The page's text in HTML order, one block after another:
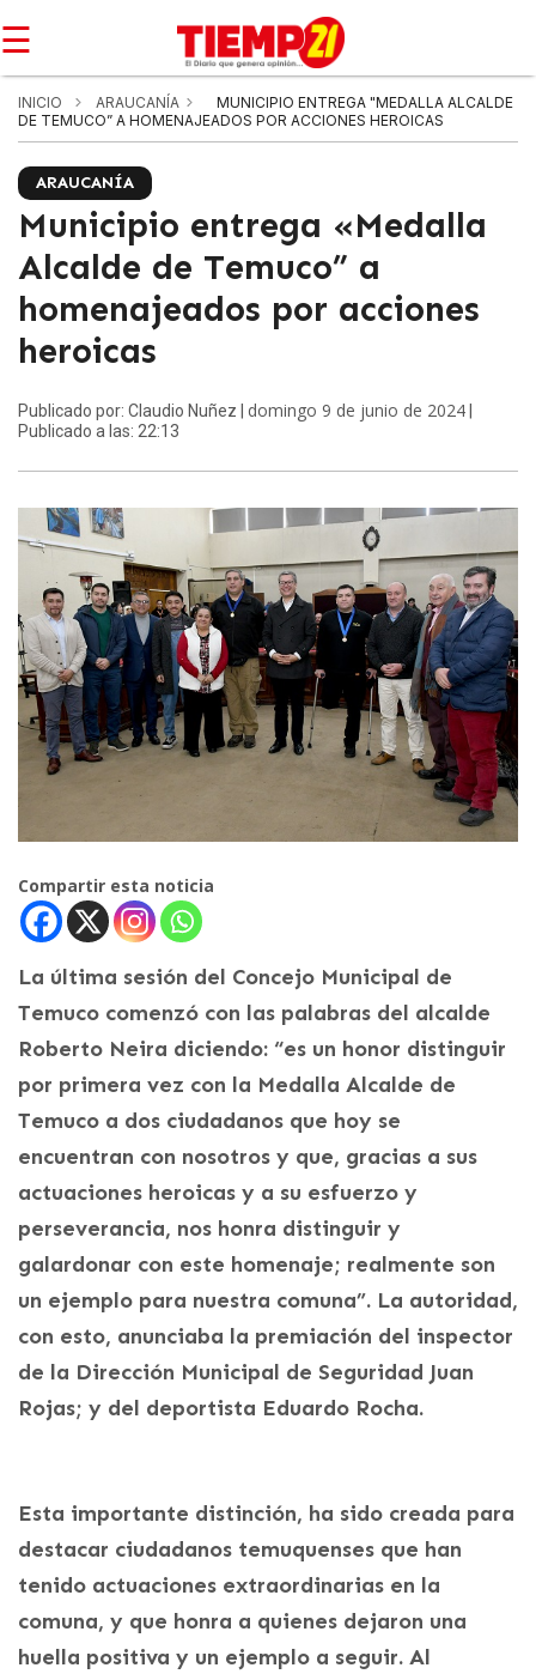
☰
INICIO ARAUCANÍA
MUNICIPIO ENTREGA "MEDALLA ALCALDE
DE TEMUCO” A HOMENAJEADOS POR ACCIONES HEROICAS
ARAUCANÍA
Municipio entrega «Medalla
Alcalde de Temuco” a
homenajeados por acciones
heroicas
Publicado por: Claudio Nuñez | domingo 9 de junio de 2024
Publicado a las: 22:13
Compartir esta noticia
La última sesión del Concejo Municipal de
Temuco comenzó con las palabras del alcalde
Roberto Neira diciendo: “es un honor distinguir
por primera vez con la Medalla Alcalde de
Temuco a dos ciudadanos que hoy se
encuentran con nosotros y que, gracias a sus
actuaciones heroicas y a su esfuerzo y
perseverancia, nos honra distinguir y
galardonar con este homenaje; realmente son
un ejemplo para nuestra comuna”. La autoridad,
con esto, anunciaba la premiación del inspector
de la Dirección Municipal de Seguridad Juan
Rojas; y del deportista Eduardo Rocha.
Esta importante distinción, ha sido creada para
destacar ciudadanos temuquenses que han
tenido actuaciones extraordinarias en la
comuna, y que honra a quienes dejaron una
huella positiva y un ejemplo a seguir. Al